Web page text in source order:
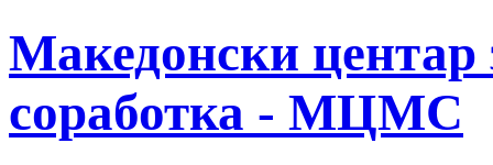
Македонски центар
соработка - МЦМС